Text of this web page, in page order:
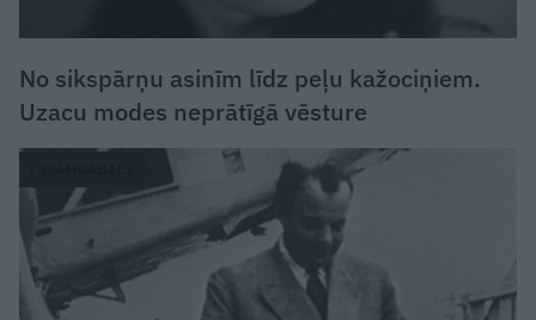
No sikspārņu asinīm līdz peļu kažociņiem.
Uzacu modes neprātīgā vēsture